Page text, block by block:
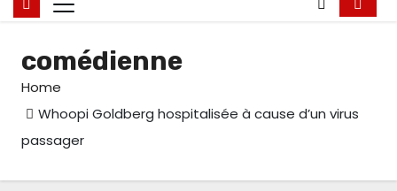
comédienne
Home
Whoopi Goldberg hospitalisée à cause d’un virus
passager